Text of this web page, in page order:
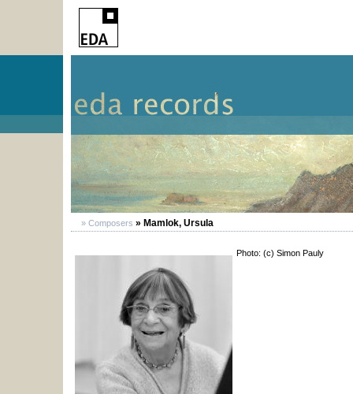
» Composers » Mamlok, Ursula
Photo: (c) Simon Pauly